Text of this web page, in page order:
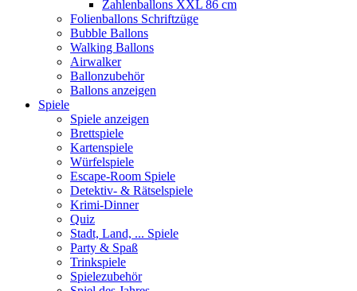
Zahlenballons XXL 86 cm
Folienballons Schriftzüge
Bubble Ballons
Walking Ballons
Airwalker
Ballonzubehör
Ballons anzeigen
Spiele
Spiele anzeigen
Brettspiele
Kartenspiele
Würfelspiele
Escape-Room Spiele
Detektiv- & Rätselspiele
Krimi-Dinner
Quiz
Stadt, Land, ... Spiele
Party & Spaß
Trinkspiele
Spielezubehör